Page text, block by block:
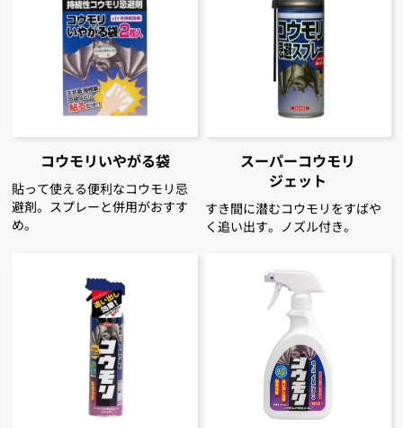
コウモリいやがる袋
貼って使える便利なコウモリ忌
避剤。スプレーと併用がおすす
め。
スーパーコウモリ
ジェット
すき間に潜むコウモリをすばや
く追い出す。ノズル付き。